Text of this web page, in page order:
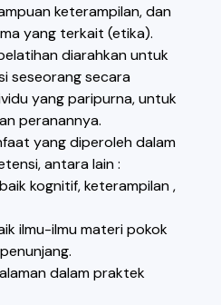
keterampilan, dan
yang terkait (etika).
diarahkan untuk
seseorang secara
yang paripurna, untuk
peranannya.
yang diperoleh dalam
antara lain :
kognitif, keterampilan ,
ilmu-ilmu materi pokok
dalam praktek